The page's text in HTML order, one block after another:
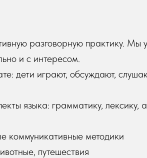
разговорную практику. Мы
и с интересом.
дети играют, обсуждают,
языка: грамматику, лексику,
коммуникативные методики
путешествия